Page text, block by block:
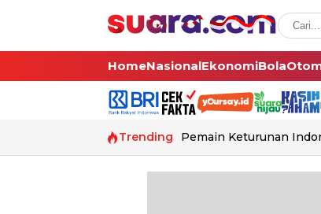
HomeNasionalEkonomiBola
Trending Pemain Keturunan